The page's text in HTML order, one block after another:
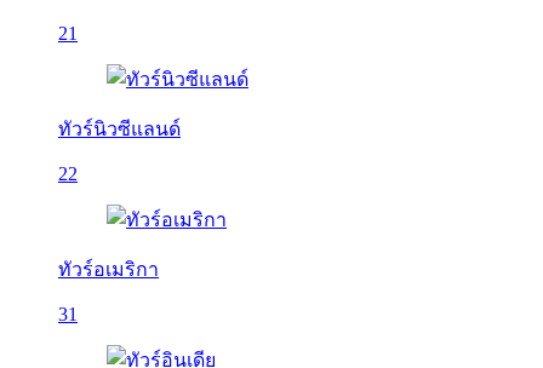
21
ทัวร์นิวซีแลนด์
22
ทัวร์อเมริกา
31